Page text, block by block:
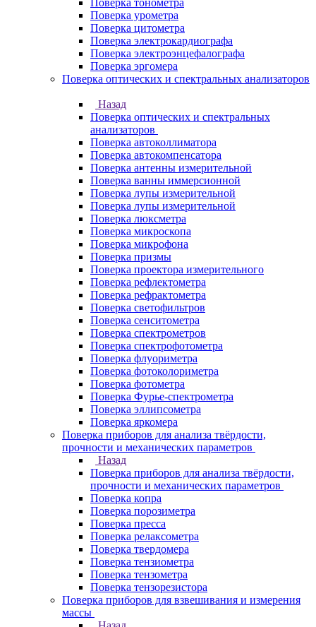
Поверка тонометра
Поверка урометра
Поверка цитометра
Поверка электрокардиографа
Поверка электроэнцефалографа
Поверка эргомера
Поверка оптических и спектральных анализаторов
Назад
Поверка оптических и спектральных
анализаторов
Поверка автоколлиматора
Поверка автокомпенсатора
Поверка антенны измерительной
Поверка ванны иммерсионной
Поверка лупы измерительной
Поверка лупы измерительной
Поверка люксметра
Поверка микроскопа
Поверка микрофона
Поверка призмы
Поверка проектора измерительного
Поверка рефлектометра
Поверка рефрактометра
Поверка светофильтров
Поверка сенситометра
Поверка спектрометров
Поверка спектрофотометра
Поверка флуориметра
Поверка фотоколориметра
Поверка фотометра
Поверка Фурье-спектрометра
Поверка эллипсометра
Поверка яркомера
Поверка приборов для анализа твёрдости,
прочности и механических параметров
Назад
Поверка приборов для анализа твёрдости,
прочности и механических параметров
Поверка копра
Поверка порозиметра
Поверка пресса
Поверка релаксометра
Поверка твердомера
Поверка тензиометра
Поверка тензометра
Поверка тензорезистора
Поверка приборов для взвешивания и измерения
массы